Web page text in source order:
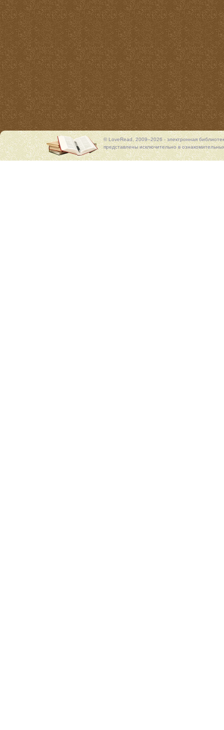
© LoveRead, 2009–2026 - электронная
представлены исключительно в